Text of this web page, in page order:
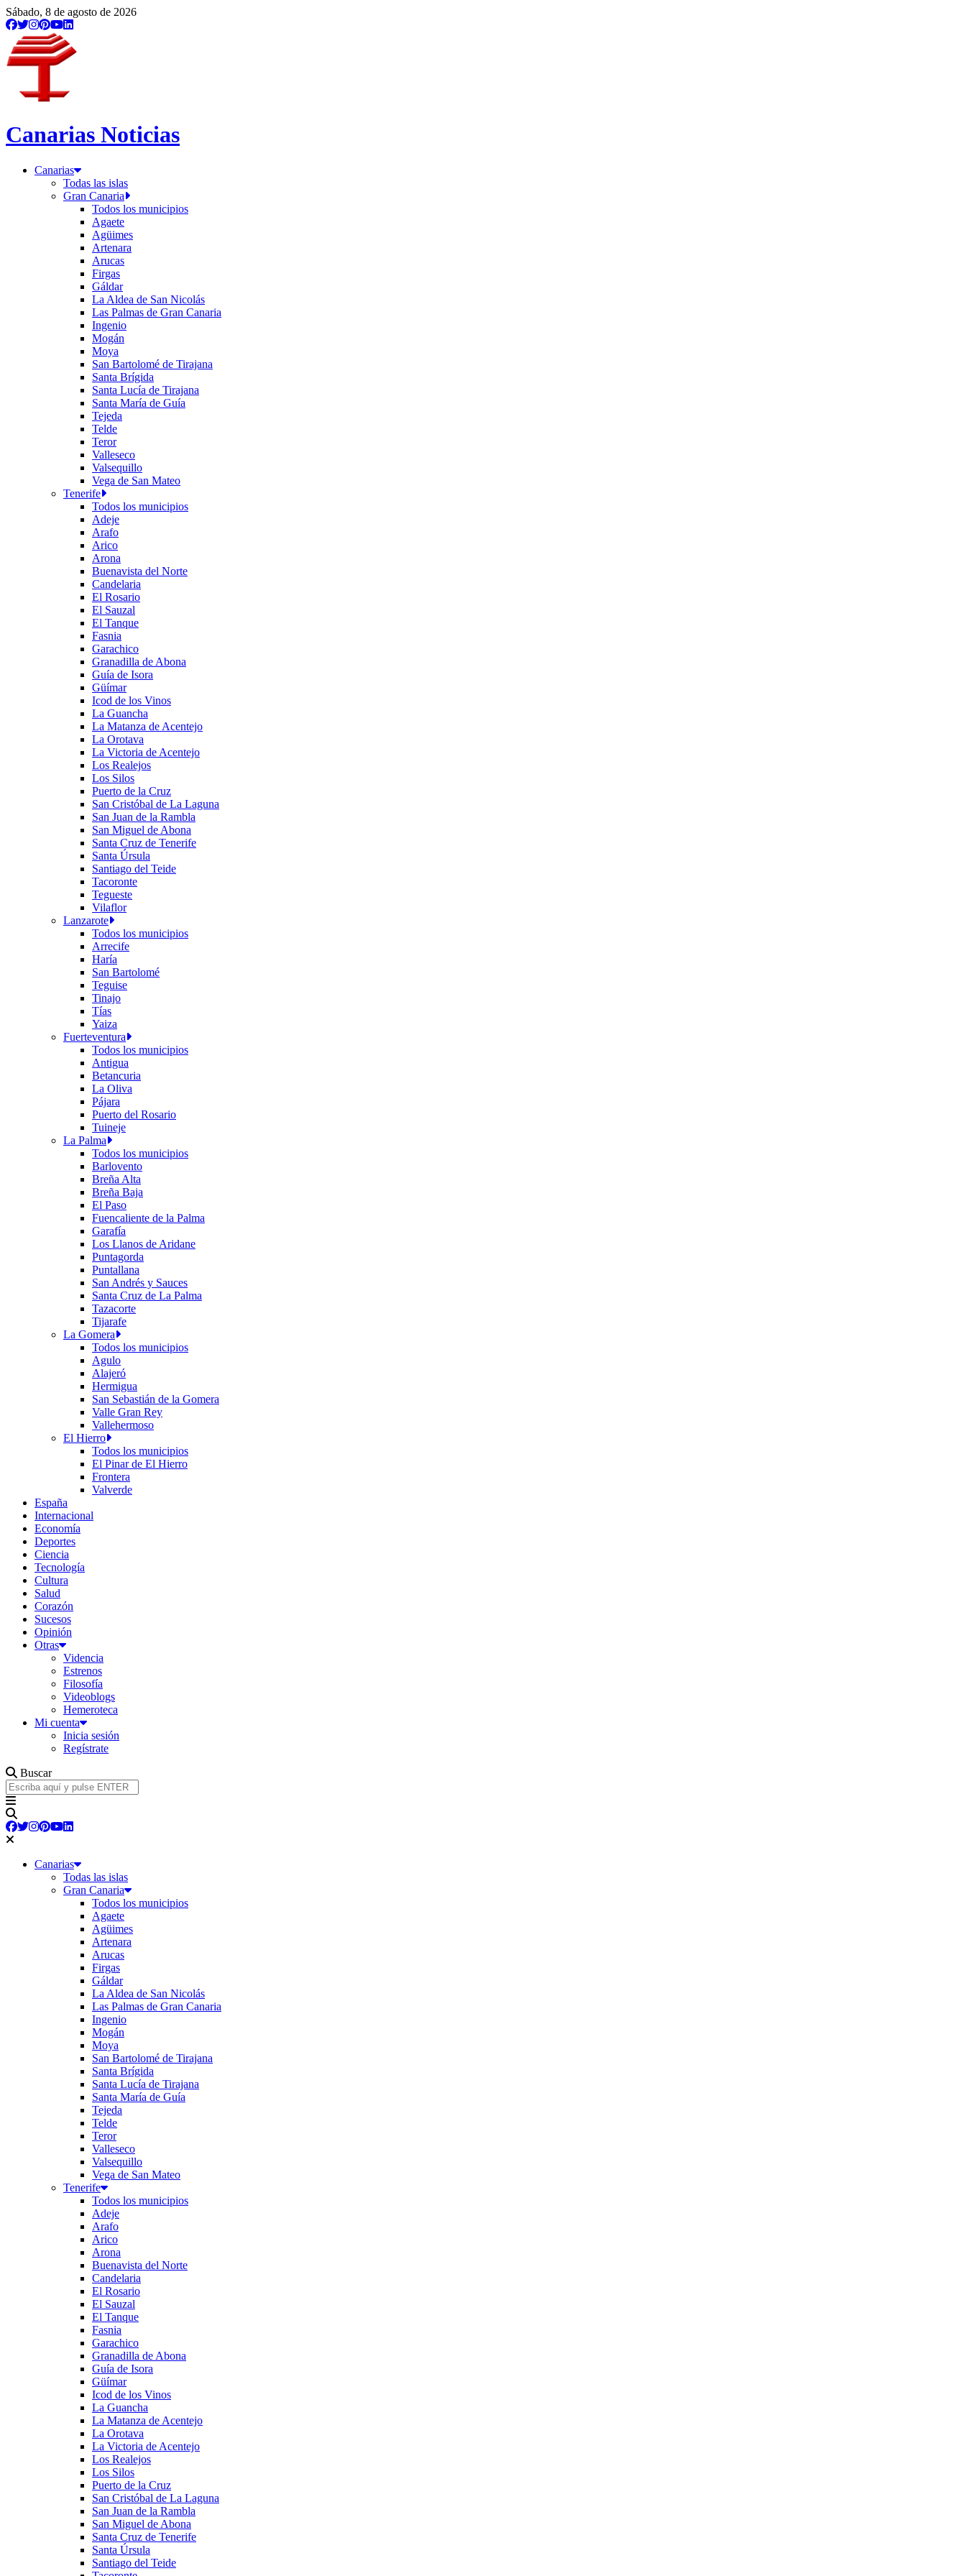
Sábado, 8 de agosto de 2026
Canarias Noticias
Canarias
Todas las islas
Gran Canaria
Todos los municipios
Agaete
Agüimes
Artenara
Arucas
Firgas
Gáldar
La Aldea de San Nicolás
Las Palmas de Gran Canaria
Ingenio
Mogán
Moya
San Bartolomé de Tirajana
Santa Brígida
Santa Lucía de Tirajana
Santa María de Guía
Tejeda
Telde
Teror
Valleseco
Valsequillo
Vega de San Mateo
Tenerife
Todos los municipios
Adeje
Arafo
Arico
Arona
Buenavista del Norte
Candelaria
El Rosario
El Sauzal
El Tanque
Fasnia
Garachico
Granadilla de Abona
Guía de Isora
Güímar
Icod de los Vinos
La Guancha
La Matanza de Acentejo
La Orotava
La Victoria de Acentejo
Los Realejos
Los Silos
Puerto de la Cruz
San Cristóbal de La Laguna
San Juan de la Rambla
San Miguel de Abona
Santa Cruz de Tenerife
Santa Úrsula
Santiago del Teide
Tacoronte
Tegueste
Vilaflor
Lanzarote
Todos los municipios
Arrecife
Haría
San Bartolomé
Teguise
Tinajo
Tías
Yaiza
Fuerteventura
Todos los municipios
Antigua
Betancuria
La Oliva
Pájara
Puerto del Rosario
Tuineje
La Palma
Todos los municipios
Barlovento
Breña Alta
Breña Baja
El Paso
Fuencaliente de la Palma
Garafía
Los Llanos de Aridane
Puntagorda
Puntallana
San Andrés y Sauces
Santa Cruz de La Palma
Tazacorte
Tijarafe
La Gomera
Todos los municipios
Agulo
Alajeró
Hermigua
San Sebastián de la Gomera
Valle Gran Rey
Vallehermoso
El Hierro
Todos los municipios
El Pinar de El Hierro
Frontera
Valverde
España
Internacional
Economía
Deportes
Ciencia
Tecnología
Cultura
Salud
Corazón
Sucesos
Opinión
Otras
Videncia
Estrenos
Filosofía
Videoblogs
Hemeroteca
Mi cuenta
Inicia sesión
Regístrate
Buscar
Canarias
Todas las islas
Gran Canaria
Todos los municipios
Agaete
Agüimes
Artenara
Arucas
Firgas
Gáldar
La Aldea de San Nicolás
Las Palmas de Gran Canaria
Ingenio
Mogán
Moya
San Bartolomé de Tirajana
Santa Brígida
Santa Lucía de Tirajana
Santa María de Guía
Tejeda
Telde
Teror
Valleseco
Valsequillo
Vega de San Mateo
Tenerife
Todos los municipios
Adeje
Arafo
Arico
Arona
Buenavista del Norte
Candelaria
El Rosario
El Sauzal
El Tanque
Fasnia
Garachico
Granadilla de Abona
Guía de Isora
Güímar
Icod de los Vinos
La Guancha
La Matanza de Acentejo
La Orotava
La Victoria de Acentejo
Los Realejos
Los Silos
Puerto de la Cruz
San Cristóbal de La Laguna
San Juan de la Rambla
San Miguel de Abona
Santa Cruz de Tenerife
Santa Úrsula
Santiago del Teide
/etiqueta/pozo-izquierdo